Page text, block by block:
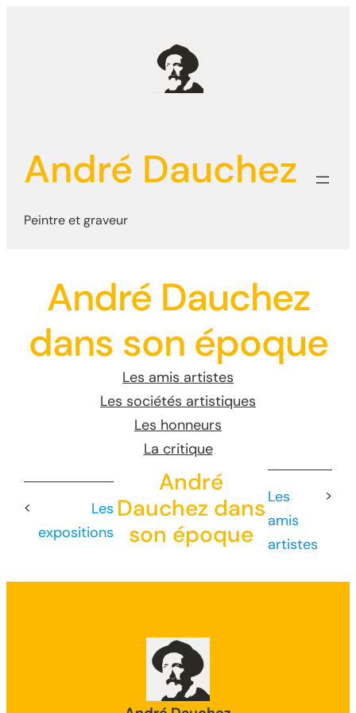
André Dauchez
Peintre et graveur
André Dauchez
dans son époque
Les amis artistes
Les sociétés artistiques
Les honneurs
La critique
<
Les
expositions
André
Dauchez dans
son époque
>
Les
amis
artistes